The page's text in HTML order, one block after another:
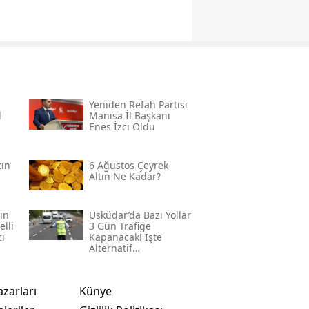
Yeniden Refah Partisi
Manisa İl Başkanı
Enes İzci Oldu
6 Ağustos Çeyrek
Altın Ne Kadar?
Üsküdar’da Bazı Yollar
3 Gün Trafiğe
Kapanacak! İşte
Alternatif
Künye